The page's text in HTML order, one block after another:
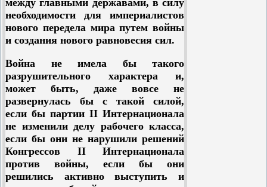
Здесь враги народа пытались
сохранить последыша
самодержавия. Они надеялись с
помощью соглашателей влезть
вновь на спину трудящихся,
реставрировать-подновить трон
самодержавия и посадить на него
Николая Романова, как своего
ставленника, как верного
защитника буржуазии и помещиков.
4 августа 1917 года специальный
поезд, сопровождаемый двумя
членами Временного
десятками и сотнями тысяч.
Расстреливал он бедняков и тогда,
когда они просто поднимались
против своих хозяев, и тогда, когда
они шли к нему за помощью.
Вокруг сидевшего в тюрьме
бывшего царя все время плелись
искусные сети заговоров. При
переезде из Тобольска в
Екатеринбург был открыт один из
них. Другой был раскрыт перед
самой казнью Николая. Участники
последнего заговора свои надежды
на освобождение убийцы рабочих и
между главными державами, в силу
необходимости для империалистов
нового передела мира путем войны
и создания нового равновесия сил.
Война не имела бы такого
разрушительного характера и,
может быть, даже вовсе не
развернулась бы с такой силой,
если бы партии II Интернационала
не изменили делу рабочего класса,
если бы они не нарушили решений
Конгрессов II Интернационала
против войны, если бы они
решились активно выступить и